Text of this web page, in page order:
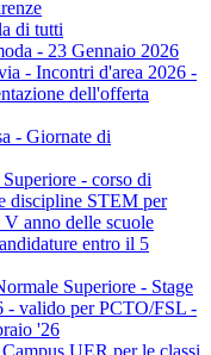
di tutti
- 23 Gennaio 2026
- Incontri d'area 2026 -
dell'offerta
- Giornate di
- corso di
discipline STEM per
anno delle scuole
entro il 5
Superiore - Stage
- valido per PCTO/FSL -
'26